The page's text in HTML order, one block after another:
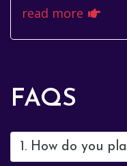
बीच का इतिहास उतार-
read more
FAQS
1. How do you